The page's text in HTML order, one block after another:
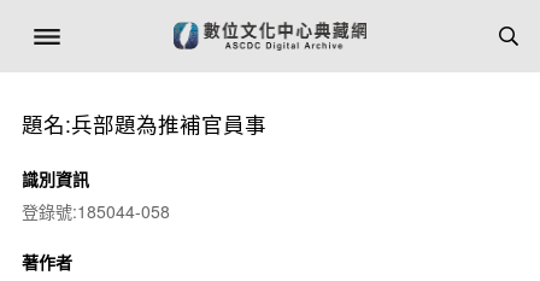
題名:兵部題為推補官員事
識別資訊
登錄號:185044-058
著作者